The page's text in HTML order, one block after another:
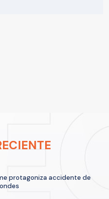
protagoniza accidente de